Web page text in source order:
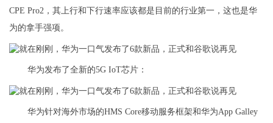
CPE Pro2，其上行和下行速率应该都是目前的行业第一，这也是华
为的拿手强项。
华为发布了全新的5G IoT芯片：
华为针对海外市场的HMS Core移动服务框架和华为App Galley